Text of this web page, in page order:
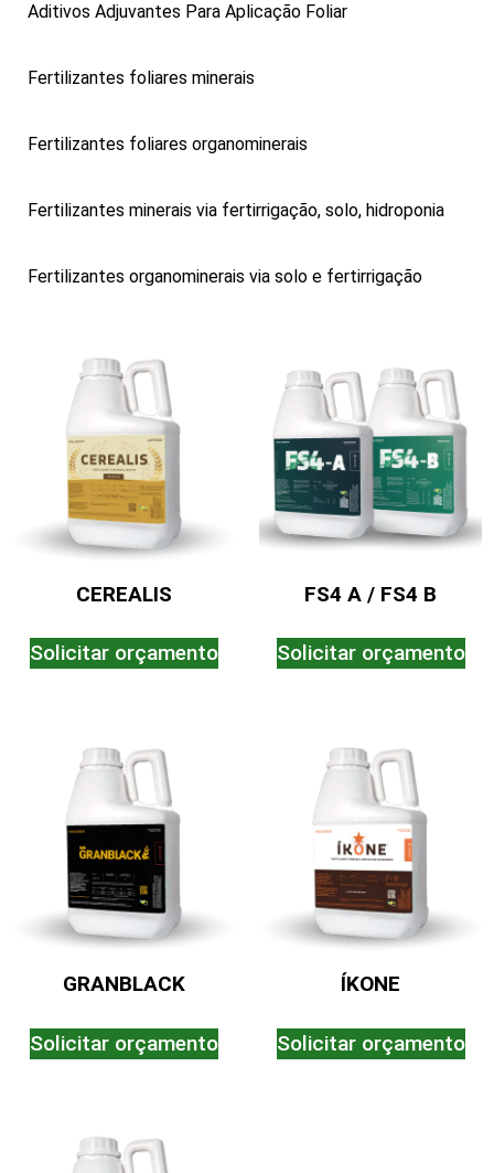
Aditivos Adjuvantes Para Aplicação Foliar
Fertilizantes foliares minerais
Fertilizantes foliares organominerais
Fertilizantes minerais via fertirrigação, solo, hidroponia
Fertilizantes organominerais via solo e fertirrigação
CEREALIS
Solicitar orçamento
FS4 A / FS4 B
Solicitar orçamento
GRANBLACK
Solicitar orçamento
ÍKONE
Solicitar orçamento